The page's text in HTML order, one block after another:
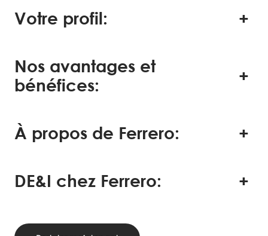
Votre profil:
Nos avantages et
bénéfices:
À propos de Ferrero:
DE&I chez Ferrero: